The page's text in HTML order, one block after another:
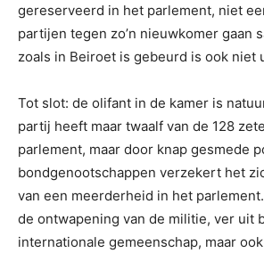
gereserveerd in het parlement, niet
partijen tegen zo’n nieuwkomer gaan
zoals in Beiroet is gebeurd is ook niet
Tot slot: de olifant in de kamer is
partij heeft maar twaalf van de 128
parlement, maar door knap gesmede
bondgenootschappen verzekert het
van een meerderheid in het
de ontwapening van de militie, ver uit
internationale gemeenschap, maar